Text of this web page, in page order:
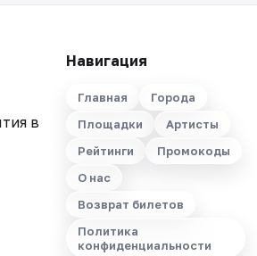
в
Навигация
Главная
Города
Площадки
Артисты
Рейтинги
Промокоды
О нас
Возврат билетов
Политика
конфиденциальности